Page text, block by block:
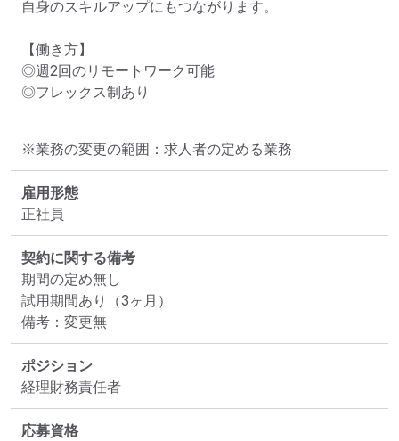
自身のスキルアップにもつながります。
【働き方】
◎週2回のリモートワーク可能
◎フレックス制あり
※業務の変更の範囲：求人者の定める業務
雇用形態
正社員
契約に関する備考
期間の定め無し
試用期間あり（3ヶ月）
備考：変更無
ポジション
経理財務責任者
応募資格